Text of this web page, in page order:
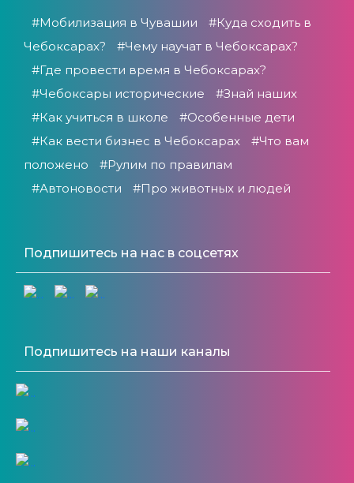
#Мобилизация в Чувашии
#Куда сходить в
Чебоксарах?
#Чему научат в Чебоксарах?
#Где провести время в Чебоксарах?
#Чебоксары исторические
#Знай наших
#Как учиться в школе
#Особенные дети
#Как вести бизнес в Чебоксарах
#Что вам
положено
#Рулим по правилам
#Автоновости
#Про животных и людей
Подпишитесь на нас в соцсетях
Подпишитесь на наши каналы